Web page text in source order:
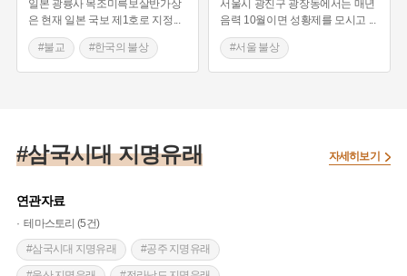
일본 광륭사 목조미륵보살반가상
은 현재 일본 국보 제1호로 지정...
#불교 #한국의 불상
#삼국시대 불상
서울시 광진구 광장동에서는 매년
음력 10월이면 성황제를 모시고 ...
#서울 불상
#삼국시대 불상
#삼국시대 지명유래
연관자료
테마스토리 (5건)
#삼국시대 지명유래
#공주 지명유래
자세히보기